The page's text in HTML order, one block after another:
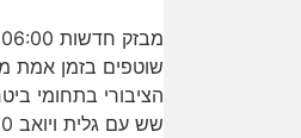
שוטפים בזמן אמת
הציבורי בתחומי
שש עם גלית ויואב 06:10